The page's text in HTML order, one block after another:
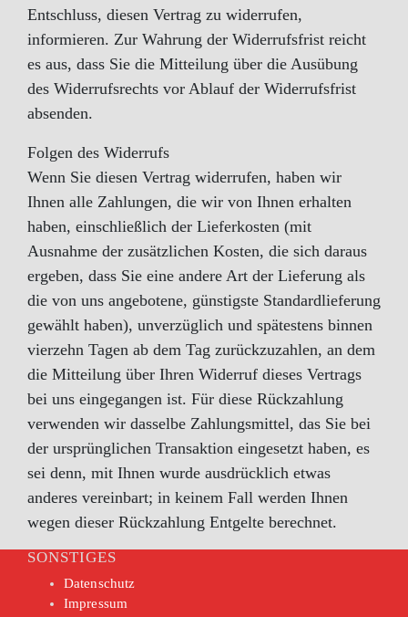
Entschluss, diesen Vertrag zu widerrufen,
informieren. Zur Wahrung der Widerrufsfrist reicht
es aus, dass Sie die Mitteilung über die Ausübung
des Widerrufsrechts vor Ablauf der Widerrufsfrist
absenden.
Folgen des Widerrufs
Wenn Sie diesen Vertrag widerrufen, haben wir
Ihnen alle Zahlungen, die wir von Ihnen erhalten
haben, einschließlich der Lieferkosten (mit
Ausnahme der zusätzlichen Kosten, die sich daraus
ergeben, dass Sie eine andere Art der Lieferung als
die von uns angebotene, günstigste Standardlieferung
gewählt haben), unverzüglich und spätestens binnen
vierzehn Tagen ab dem Tag zurückzuzahlen, an dem
die Mitteilung über Ihren Widerruf dieses Vertrags
bei uns eingegangen ist. Für diese Rückzahlung
verwenden wir dasselbe Zahlungsmittel, das Sie bei
der ursprünglichen Transaktion eingesetzt haben, es
sei denn, mit Ihnen wurde ausdrücklich etwas
anderes vereinbart; in keinem Fall werden Ihnen
wegen dieser Rückzahlung Entgelte berechnet.
SONSTIGES
Datenschutz
Impressum